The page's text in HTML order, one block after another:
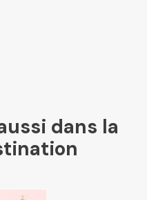
dans la